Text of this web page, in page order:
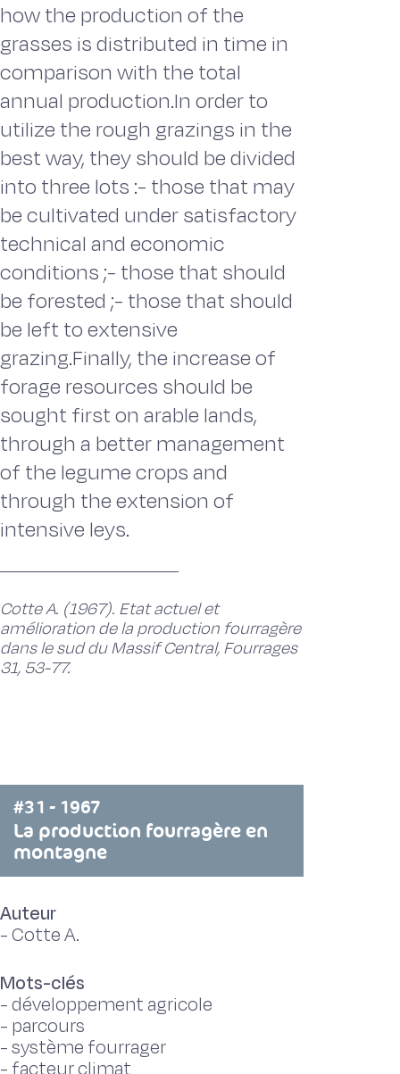
how the production of the
grasses is distributed in time in
comparison with the total
annual production.In order to
utilize the rough grazings in the
best way, they should be divided
into three lots :- those that may
be cultivated under satisfactory
technical and economic
conditions ;- those that should
be forested ;- those that should
be left to extensive
grazing.Finally, the increase of
forage resources should be
sought first on arable lands,
through a better management
of the legume crops and
through the extension of
intensive leys.
Cotte A. (1967). Etat actuel et
amélioration de la production fourragère
dans le sud du Massif Central, Fourrages
31, 53-77.
#31 - 1967
La production fourragère en
montagne
Auteur
-Cotte A.
Mots-clés
-développement agricole
- parcours
-système fourrager